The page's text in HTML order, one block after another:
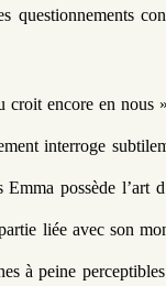
questionnements
encore en nous
interroge
possède l’art
liée avec son
à peine